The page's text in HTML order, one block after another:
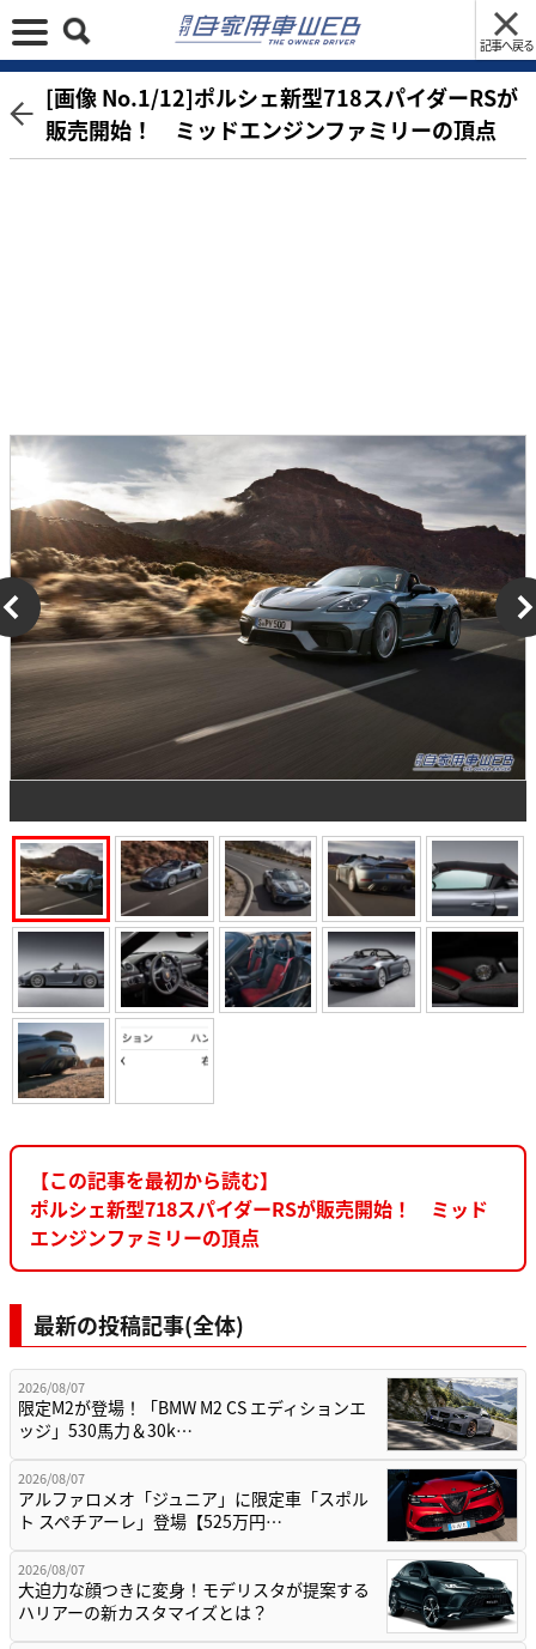
記事へ戻る
[画像 No.1/12]ポルシェ新型718スパイダーRSが
販売開始！ ミッドエンジンファミリーの頂点
【この記事を最初から読む】
ポルシェ新型718スパイダーRSが販売開始！ ミッド
エンジンファミリーの頂点
最新の投稿記事(全体)
2026/08/07
限定M2が登場！「BMW M2 CS エディションエ
ッジ」530馬力＆30k…
2026/08/07
アルファロメオ「ジュニア」に限定車「スポル
ト スペチアーレ」登場【525万円…
2026/08/07
大迫力な顔つきに変身！モデリスタが提案する
ハリアーの新カスタマイズとは？